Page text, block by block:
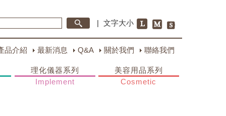
| 文字大小
品介紹 最新消息 Q&A 關於我們 聯絡我們
理化儀器系列
Implement
美容用品系列
Cosmetic